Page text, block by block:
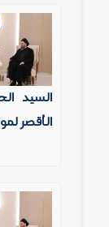
السيد
الأقصر